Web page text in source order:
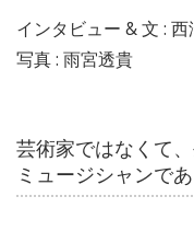
インタビュー & 文 : 西
写真 : 雨宮透貴
芸術家ではなくて
ミュージシャンで